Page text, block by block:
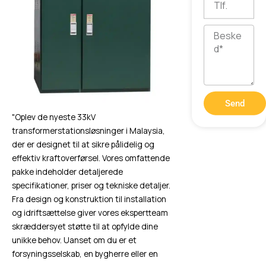
"Oplev de nyeste 33kV
transformerstationsløsninger i Malaysia,
der er designet til at sikre pålidelig og
effektiv kraftoverførsel. Vores omfattende
pakke indeholder detaljerede
specifikationer, priser og tekniske detaljer.
Fra design og konstruktion til installation
og idriftsættelse giver vores ekspertteam
skræddersyet støtte til at opfylde dine
unikke behov. Uanset om du er et
forsyningsselskab, en bygherre eller en
Besked
Send